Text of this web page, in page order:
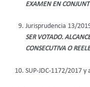
EXAMEN EN
Jurisprudencia 13/
SER VOTADO.
CONSECUTIVA O
SUP-JDC-1172/2017 y